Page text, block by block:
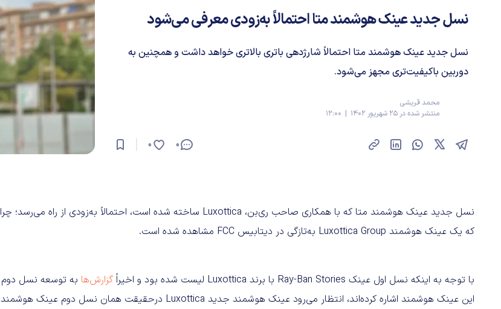
نسل جدید عینک هوشمند متا احتمالاً به‌زودی معرفی می‌شود
نسل جدید عینک هوشمند متا احتمالاً شارژدهی باتری بالاتری خواهد داشت و همچنین به
دوربین باکیفیت‌تری مجهز می‌شود.
محمد قریشی
منتشر شده در 25 شهریور 1402 | 12:00
0
0
نسل جدید عینک هوشمند متا که با همکاری صاحب ری‌بن، Luxottica ساخته شده است، احتمالاً به‌زودی از راه می‌رسد؛ چرا
که یک عینک هوشمند Luxottica Group به‌تازگی در دیتابیس FCC مشاهده شده است.
با توجه به اینکه نسل اول عینک Ray-Ban Stories با برند Luxottica لیست شده بود و اخیراً گزارش‌ها به توسعه نسل دوم
این عینک هوشمند اشاره کرده‌اند، انتظار می‌رود عینک هوشمند جدید Luxottica درحقیقت همان نسل دوم عینک هوشمند